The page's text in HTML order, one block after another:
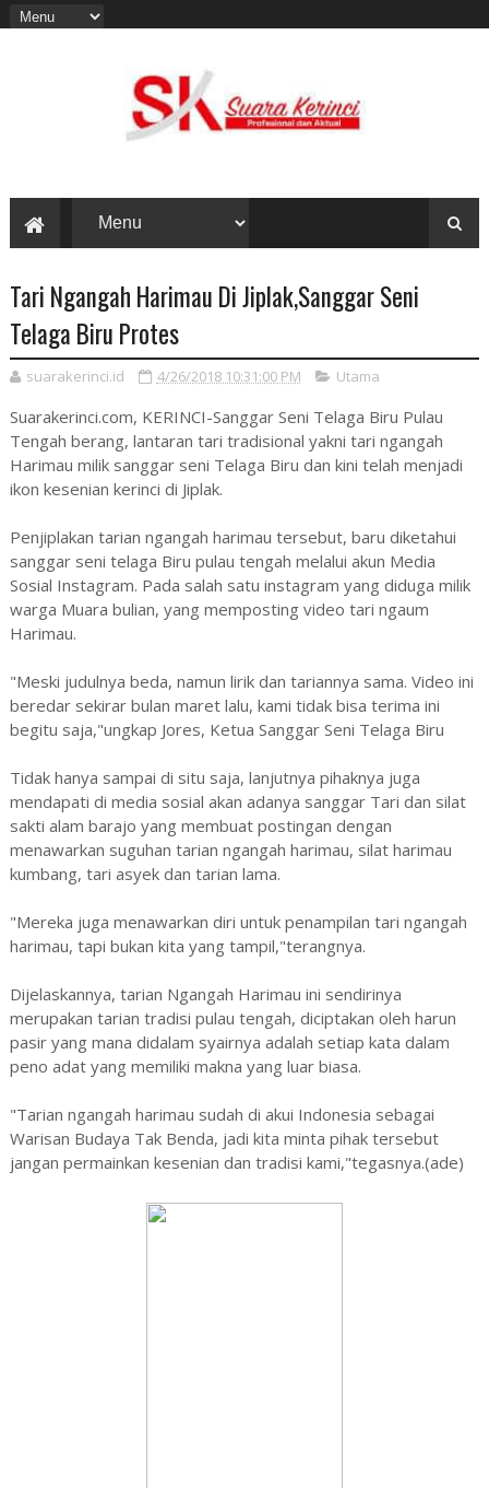
Tari Ngangah Harimau Di Jiplak,Sanggar Seni
Telaga Biru Protes
suarakerinci.id 4/26/2018 10:31:00 PM Utama
Suarakerinci.com, KERINCI-Sanggar Seni Telaga Biru Pulau
Tengah berang, lantaran tari tradisional yakni tari ngangah
Harimau milik sanggar seni Telaga Biru dan kini telah menjadi
ikon kesenian kerinci di Jiplak.
Penjiplakan tarian ngangah harimau tersebut, baru diketahui
sanggar seni telaga Biru pulau tengah melalui akun Media
Sosial Instagram. Pada salah satu instagram yang diduga milik
warga Muara bulian, yang memposting video tari ngaum
Harimau.
"Meski judulnya beda, namun lirik dan tariannya sama. Video ini
beredar sekirar bulan maret lalu, kami tidak bisa terima ini
begitu saja,"ungkap Jores, Ketua Sanggar Seni Telaga Biru
Tidak hanya sampai di situ saja, lanjutnya pihaknya juga
mendapati di media sosial akan adanya sanggar Tari dan silat
sakti alam barajo yang membuat postingan dengan
menawarkan suguhan tarian ngangah harimau, silat harimau
kumbang, tari asyek dan tarian lama.
"Mereka juga menawarkan diri untuk penampilan tari ngangah
harimau, tapi bukan kita yang tampil,"terangnya.
Dijelaskannya, tarian Ngangah Harimau ini sendirinya
merupakan tarian tradisi pulau tengah, diciptakan oleh harun
pasir yang mana didalam syairnya adalah setiap kata dalam
peno adat yang memiliki makna yang luar biasa.
"Tarian ngangah harimau sudah di akui Indonesia sebagai
Warisan Budaya Tak Benda, jadi kita minta pihak tersebut
jangan permainkan kesenian dan tradisi kami,"tegasnya.(ade)